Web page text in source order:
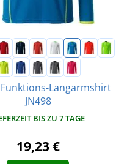
Langarmshirt
JN498
BIS ZU 7 TAGE
19,23 €